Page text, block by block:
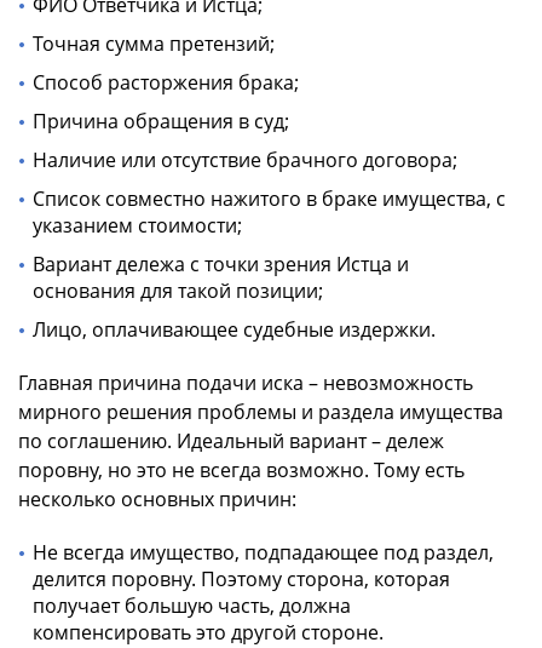
Точная сумма претензий;
Способ расторжения брака;
Причина обращения в суд;
Наличие или отсутствие брачного договора;
Список совместно нажитого в браке имущества, с
указанием стоимости;
Вариант дележа с точки зрения Истца и
основания для такой позиции;
Лицо, оплачивающее судебные издержки.
Главная причина подачи иска – невозможность
мирного решения проблемы и раздела имущества
по соглашению. Идеальный вариант – дележ
поровну, но это не всегда возможно. Тому есть
несколько основных причин:
Не всегда имущество, подпадающее под раздел,
делится поровну. Поэтому сторона, которая
получает большую часть, должна
компенсировать это другой стороне.